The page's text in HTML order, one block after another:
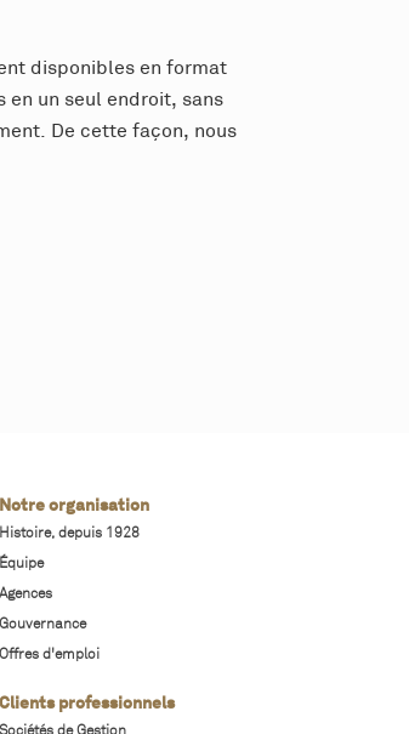
disponibles en format
en un seul endroit, sans
De cette façon, nous
Notre organisation
Histoire, depuis 1928
Équipe
Agences
Gouvernance
Offres d'emploi
Clients professionnels
Sociétés de Gestion